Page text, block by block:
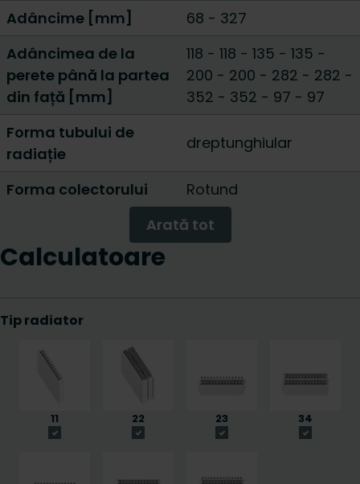
Adâncime [mm]
68 - 327
Adâncimea de la
perete până la partea
din față [mm]
118 - 118 - 135 - 135 -
200 - 200 - 282 - 282 -
352 - 352 - 97 - 97
Forma tubului de
radiație
dreptunghiular
Forma colectorului
Rotund
Arată tot
Calculatoare